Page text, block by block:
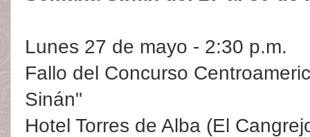
Lunes 27 de mayo - 2:30 p.m.
Fallo del Concurso
Sinán"
Hotel Torres de Alba (El